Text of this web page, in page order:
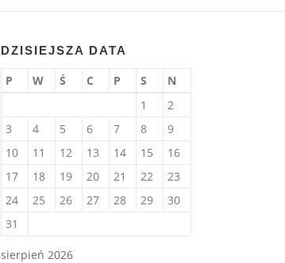
DZISIEJSZA DATA
sierpień 2026
P W Ś C P S
N
1
2
3
4 5 6 7 8
9
10
11 12 13 14 15
16
17
18 19 20 21 22
23
24
25 26 27 28 29
30
31